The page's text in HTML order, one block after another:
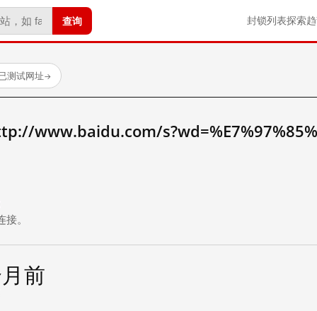
查询 封锁列表探索
测试网址→
www.baidu.com/
。
前